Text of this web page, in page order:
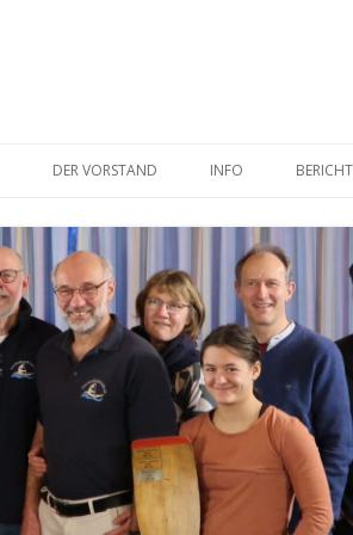
Inhalt
DER VORSTAND INFO
INFORMATIONEN
DOWNLOADS
IMPRESSUM